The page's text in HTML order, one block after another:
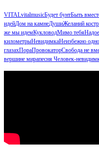
VITALvitalmusicБудет бунтБыть
идейДом на камнеДушиЖеланий
же мы идемКукловодМимо тебя
километрыНевидимкаНеизбежно одно
глазахПораПровокаторСвобода не
вершине мирапесня Человек-